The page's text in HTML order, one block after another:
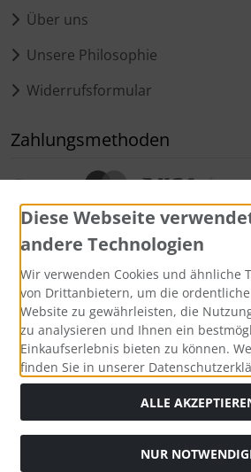
Über uns
Unsere Philosophie
Widerrufsformular
Zahlungsmethoden
Widerrufsformular
Alle Preise inkl. gesetzl. MwSt. zzgl.
Diese Webseite
andere Technologien
Wir verwenden Cookies und ähnliche
von Drittanbietern, um die
Website zu gewährleisten, die
zu analysieren und Ihnen ein
Einkaufserlebnis bieten zu können.
finden Sie in unserer
ALLE
NUR